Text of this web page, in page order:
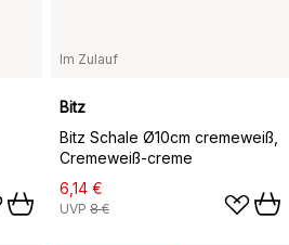
Im Zulauf
Bitz
Bitz Schale Ø10cm cremeweiß,
Cremeweiß-creme
6,14 €
UVP 8 €